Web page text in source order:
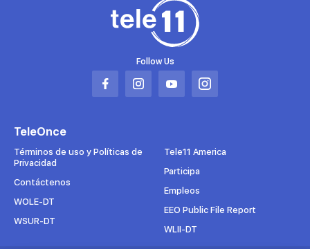
Follow Us
Abrir
pestaña
Abrir
pestaña
Abrir
pestaña
Abrir
pestaña
TeleOnce
Términos de uso y Políticas de
Privacidad
Contáctenos
WOLE-DT
WSUR-DT
Tele11 America
Participa
Empleos
EEO Public File Report
WLII-DT